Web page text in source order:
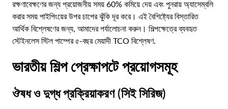
রক্ষণাবেক্ষণের জন্য প্রয়োজনীয় সময় 60% কমিয়ে দেয় এবং পুনরায় অ্যাসেম্বলি
করার সময় পাইপিংয়ের উপর চাপের ঝুঁকি দূর করে। এই বৈশিষ্ট্যের বিস্তারিত
আর্থিক বিশ্লেষণের জন্য, আমাদের পর্যালোচনা করুন। শিল্পক্ষেত্রে ব্যবহৃত
স্টেইনলেস স্টিল পাম্পের ৫-বছর মেয়াদী TCO বিশ্লেষণ.
ভারতীয় শিল্প প্রেক্ষাপটে প্রয়োগসমূহ
ঔষধ ও দুগ্ধ প্রক্রিয়াকরণ (সিই সিরিজ)